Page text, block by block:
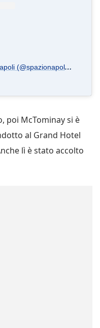
U
n post condiviso da Spazio Napoli (@spazionapoli.it)
poi McTominay si è
al Grand Hotel
lì è stato accolto